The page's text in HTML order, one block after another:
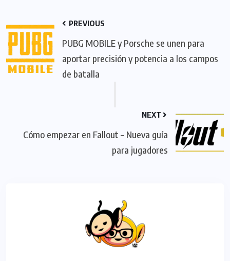
PREVIOUS
PUBG MOBILE y Porsche se unen para
aportar precisión y potencia a los campos
de batalla
NEXT
Cómo empezar en Fallout – Nueva guía
para jugadores